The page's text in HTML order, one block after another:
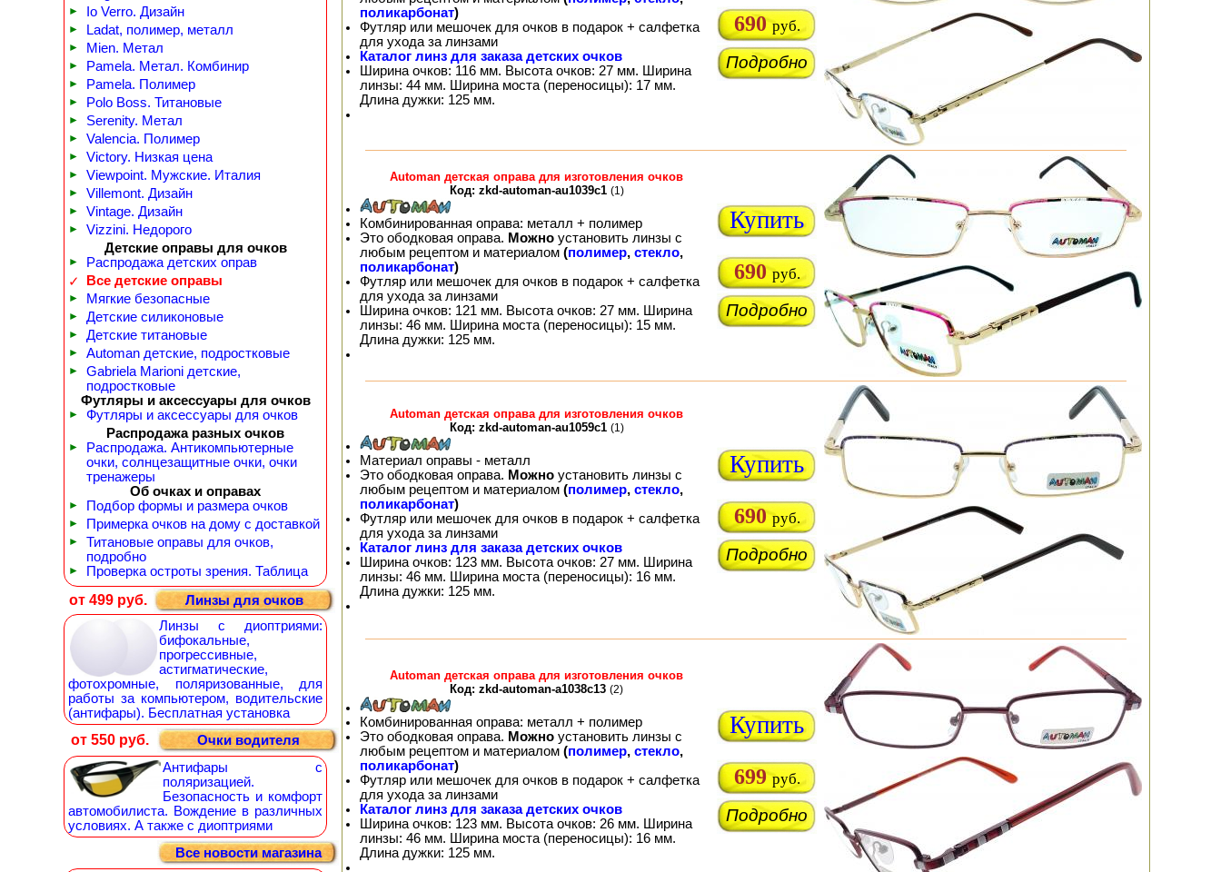
► Io Verro. Дизайн
► Ladat, полимер, металл
► Mien. Метал
► Pamela. Метал. Комбинир
► Pamela. Полимер
► Polo Boss. Титановые
► Serenity. Метал
► Valencia. Полимер
► Victory. Низкая цена
► Viewpoint. Мужские. Италия
► Villemont. Дизайн
► Vintage. Дизайн
►
Vizzini. Недорого
Детские оправы для очков
►
Распродажа детских оправ
✓
Все детские оправы
► Мягкие безопасные
► Детские силиконовые
► Детские титановые
► Automan детские, подростковые
►
Gabriela Marioni детские,
подростковые
Футляры и аксессуары для очков
►
Футляры и аксессуары для очков
Распродажа разных очков
►
Распродажа. Антикомпьютерные
очки, солнцезащитные очки, очки
тренажеры
Об очках и оправах
► Подбор формы и размера очков
► Примерка очков на дому с доставкой
►
Титановые оправы для очков,
подробно
► Проверка остроты зрения. Таблица
от 499 руб.
Линзы для очков
Линзы с диоптриями:
бифокальные,
прогрессивные,
астигматические,
фотохромные, поляризованные, для
работы за компьютером, водительские
(антифары). Бесплатная установка
от 550 руб.
Очки водителя
Антифары с
поляризацией.
Безопасность и комфорт
автомобилиста. Вождение в различных
условиях. А также с диоптриями
Все новости магазина
поликарбонат)
Футляр или мешочек для очков в подарок + салфетка
для ухода за линзами
Каталог линз для заказа детских очков
Ширина очков: 116 мм. Высота очков: 27 мм. Ширина
линзы: 44 мм. Ширина моста (переносицы): 17 мм.
Длина дужки: 125 мм.
690 руб.
Подробно
Automan детская оправа для изготовления очков
Код: zkd-automan-au1039c1 (1)
Комбинированная оправа: металл + полимер
Это ободковая оправа. Можно установить линзы с
любым рецептом и материалом (полимер, стекло,
поликарбонат)
Футляр или мешочек для очков в подарок + салфетка
для ухода за линзами
Ширина очков: 121 мм. Высота очков: 27 мм. Ширина
линзы: 46 мм. Ширина моста (переносицы): 15 мм.
Длина дужки: 125 мм.
Купить
690 руб.
Подробно
Automan детская оправа для изготовления очков
Код: zkd-automan-au1059c1 (1)
Материал оправы - металл
Это ободковая оправа. Можно установить линзы с
любым рецептом и материалом (полимер, стекло,
поликарбонат)
Футляр или мешочек для очков в подарок + салфетка
для ухода за линзами
Каталог линз для заказа детских очков
Ширина очков: 123 мм. Высота очков: 27 мм. Ширина
линзы: 46 мм. Ширина моста (переносицы): 16 мм.
Длина дужки: 125 мм.
Купить
690 руб.
Подробно
Automan детская оправа для изготовления очков
Код: zkd-automan-a1038c13 (2)
Комбинированная оправа: металл + полимер
Это ободковая оправа. Можно установить линзы с
любым рецептом и материалом (полимер, стекло,
поликарбонат)
Футляр или мешочек для очков в подарок + салфетка
для ухода за линзами
Каталог линз для заказа детских очков
Ширина очков: 123 мм. Высота очков: 26 мм. Ширина
линзы: 46 мм. Ширина моста (переносицы): 16 мм.
Длина дужки: 125 мм.
Купить
699 руб.
Подробно